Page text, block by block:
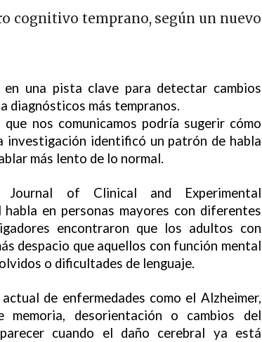
cognitivo temprano, según un nuevo
una pista clave para detectar cambios
diagnósticos más tempranos.
nos comunicamos podría sugerir cómo
investigación identificó un patrón de habla
más lento de lo normal.
of Clinical and Experimental
en personas mayores con diferentes
encontraron que los adultos con
despacio que aquellos con función mental
o dificultades de lenguaje.
de enfermedades como el Alzheimer,
desorientación o cambios del
cuando el daño cerebral ya está